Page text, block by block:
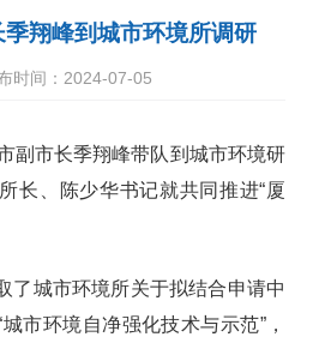
翔峰到城市环境所调研
时间：2024-07-05
副市长季翔峰带队到城市环境研
长、陈少华书记就共同推进“厦
了城市环境所关于拟结合申请中
市环境自净强化技术与示范”，